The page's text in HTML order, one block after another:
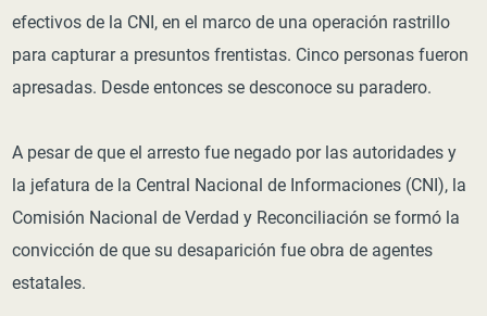
efectivos de la CNI, en el marco de una operación rastrillo
para capturar a presuntos frentistas. Cinco personas fueron
apresadas. Desde entonces se desconoce su paradero.
A pesar de que el arresto fue negado por las autoridades y
la jefatura de la Central Nacional de Informaciones (CNI), la
Comisión Nacional de Verdad y Reconciliación se formó la
convicción de que su desaparición fue obra de agentes
estatales.